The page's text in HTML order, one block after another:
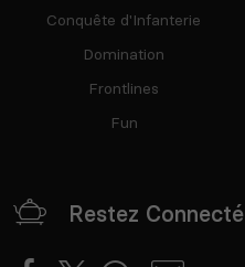
Conquête d'Infanterie
Domination
Frontlines
Fun
Restez Connecté